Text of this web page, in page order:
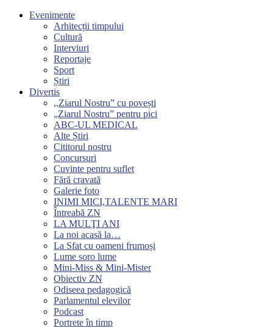
Evenimente
Arhitecții timpului
Cultură
Interviuri
Reportaje
Sport
Știri
Divertis
,,Ziarul Nostru” cu povești
„Ziarul Nostru” pentru pici
ABC-UL MEDICAL
Alte Știri
Cititorul nostru
Concursuri
Cuvinte pentru suflet
Fără cravată
Galerie foto
INIMI MICI,TALENTE MARI
Întreabă ZN
LA MULŢI ANI
La noi acasă la…
La Sfat cu oameni frumoși
Lume soro lume
Mini-Miss & Mini-Mister
Obiectiv ZN
Odiseea pedagogică
Parlamentul elevilor
Podcast
Portrete în timp